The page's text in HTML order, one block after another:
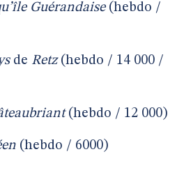
Guérandaise(hebdo /
de Retz(hebdo / 14 000 /
(hebdo / 12 000)
(hebdo / 6000)